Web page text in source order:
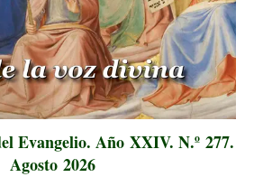
Evangelio. Año XXIV. N.º 277.
Agosto 2026